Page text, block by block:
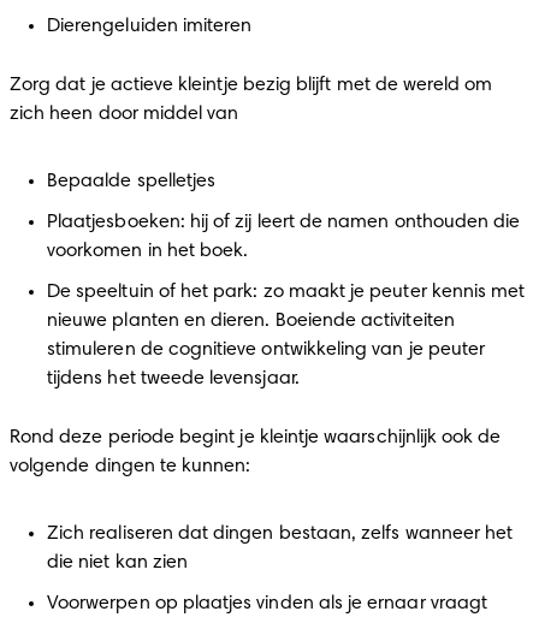
Dierengeluiden imiteren
Zorg dat je actieve kleintje bezig blijft met de wereld om
zich heen door middel van
Bepaalde spelletjes
Plaatjesboeken: hij of zij leert de namen onthouden die
voorkomen in het boek.
De speeltuin of het park: zo maakt je peuter kennis met
nieuwe planten en dieren. Boeiende activiteiten
stimuleren de cognitieve ontwikkeling van je peuter
tijdens het tweede levensjaar.
Rond deze periode begint je kleintje waarschijnlijk ook de
volgende dingen te kunnen:
Zich realiseren dat dingen bestaan, zelfs wanneer het
die niet kan zien
Voorwerpen op plaatjes vinden als je ernaar vraagt